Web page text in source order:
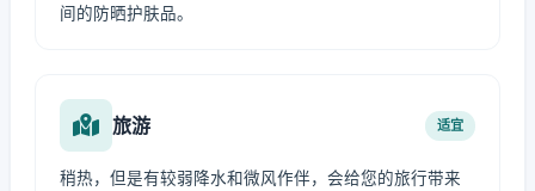
间的防晒护肤品。
旅游 适宜
稍热，但是有较弱降水和微风作伴，会给您的旅行带来